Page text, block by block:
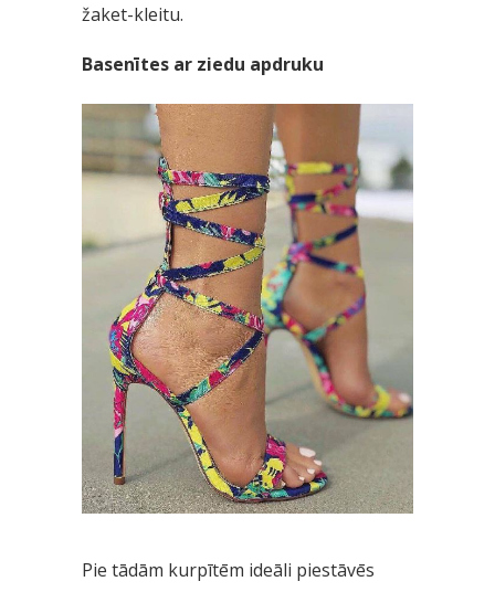
žaket-kleitu.
Basenītes ar ziedu apdruku
Pie tādām kurpītēm ideāli piestāvēs